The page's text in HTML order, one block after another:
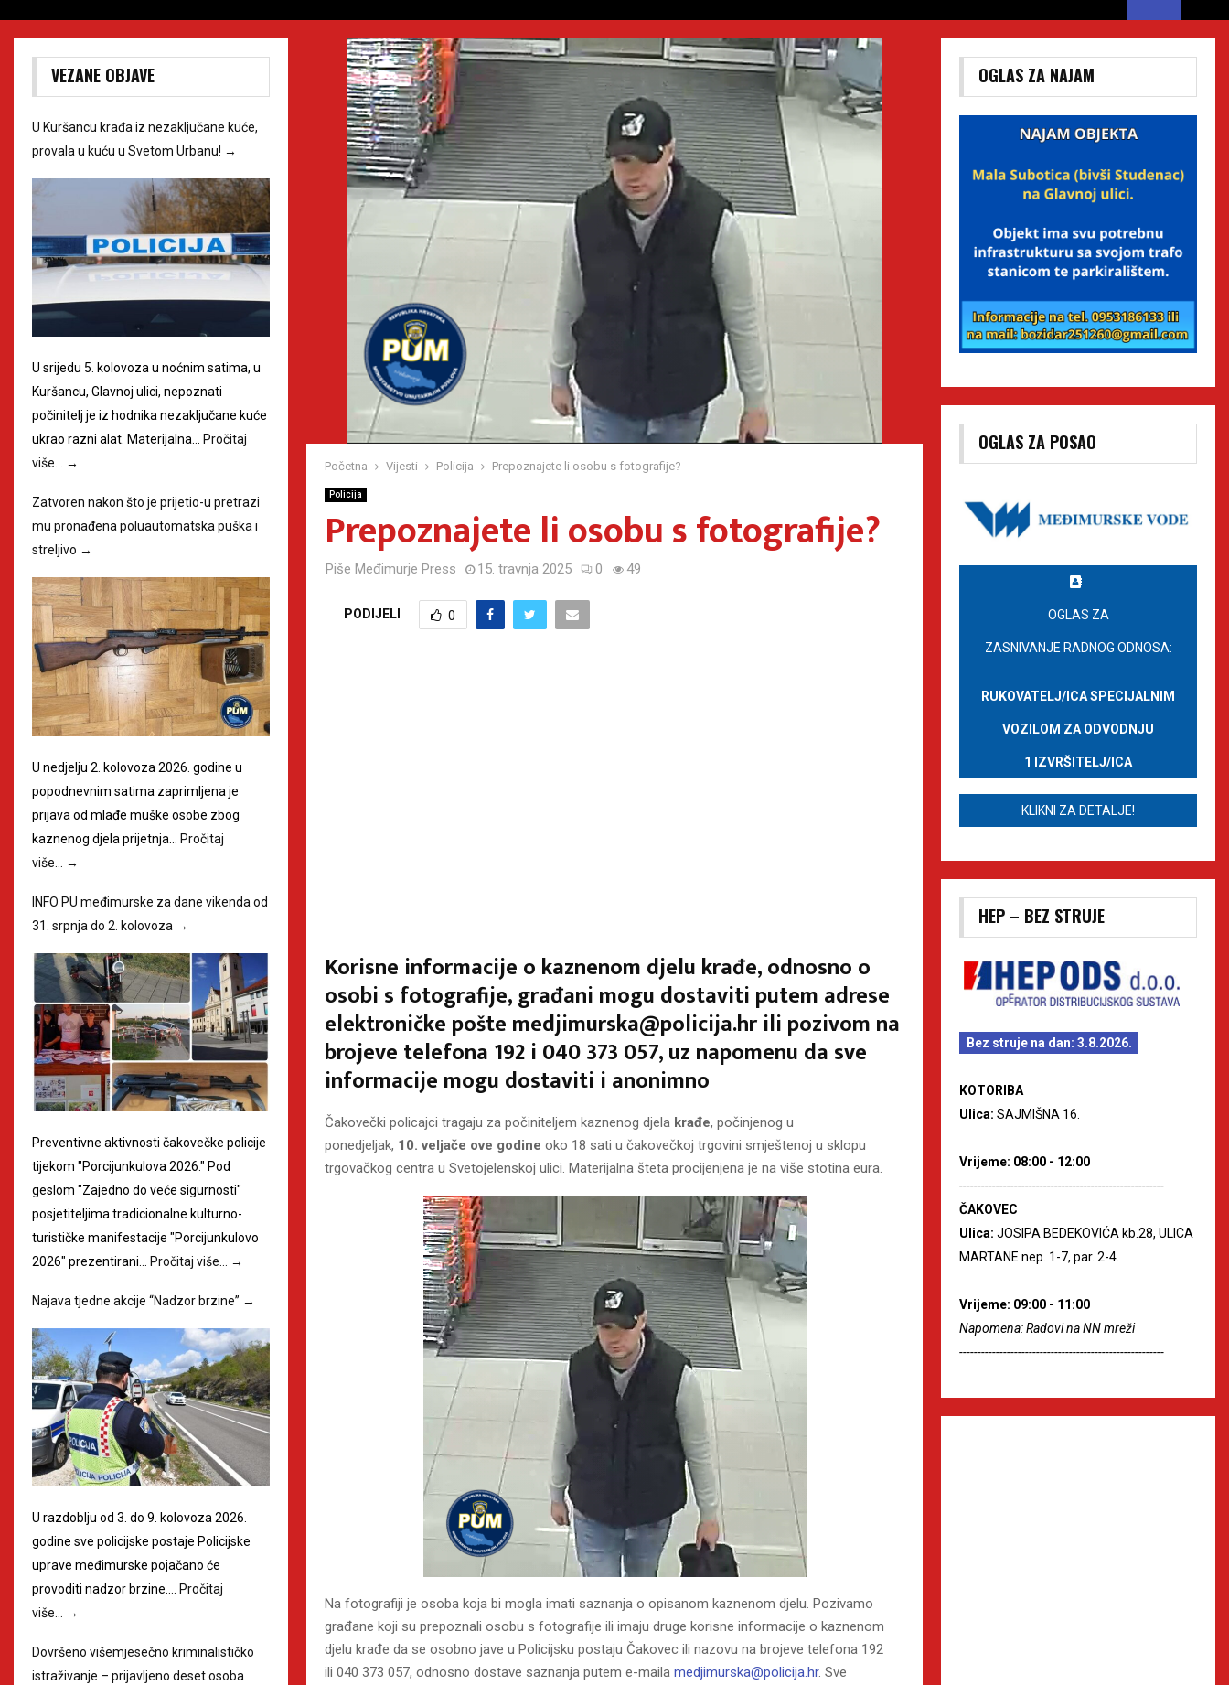
Početna Vijesti Policija Prepoznajete li osobu s fotografije?
Policija
Prepoznajete li osobu s fotografije?
Piše Međimurje Press 15. travnja 2025 0 49
PODIJELI 0
Korisne informacije o kaznenom djelu krađe, odnosno o
osobi s fotografije, građani mogu dostaviti putem adrese
elektroničke pošte medjimurska@policija.hr ili pozivom na
brojeve telefona 192 i 040 373 057, uz napomenu da sve
informacije mogu dostaviti i anonimno
Čakovečki policajci tragaju za počiniteljem kaznenog djela krađe, počinjenog u
ponedjeljak, 10. veljače ove godine oko 18 sati u čakovečkoj trgovini smještenoj u sklopu
trgovačkog centra u Svetojelenskoj ulici. Materijalna šteta procijenjena je na više stotina eura.
Na fotografiji je osoba koja bi mogla imati saznanja o opisanom kaznenom djelu. Pozivamo
građane koji su prepoznali osobu s fotografije ili imaju druge korisne informacije o kaznenom
djelu krađe da se osobno jave u Policijsku postaju Čakovec ili nazovu na brojeve telefona 192
ili 040 373 057, odnosno dostave saznanja putem e-maila medjimurska@policija.hr. Sve
VEZANE OBJAVE
U Kuršancu krađa iz nezaključane kuće,
provala u kuću u Svetom Urbanu! →
U srijedu 5. kolovoza u noćnim satima, u
Kuršancu, Glavnoj ulici, nepoznati
počinitelj je iz hodnika nezaključane kuće
ukrao razni alat. Materijalna… Pročitaj
više… →
Zatvoren nakon što je prijetio-u pretrazi
mu pronađena poluautomatska puška i
streljivo →
U nedjelju 2. kolovoza 2026. godine u
popodnevnim satima zaprimljena je
prijava od mlađe muške osobe zbog
kaznenog djela prijetnja…
Pročitaj
više…
→
INFO PU međimurske za dane vikenda od
31. srpnja do 2. kolovoza →
Preventivne aktivnosti čakovečke policije
tijekom "Porcijunkulova 2026." Pod
geslom "Zajedno do veće sigurnosti"
posjetiteljima tradicionalne kulturno-
turističke manifestacije "Porcijunkulovo
2026" prezentirani…
Pročitaj više… →
Najava tjedne akcije “Nadzor brzine” →
U razdoblju od 3. do 9. kolovoza 2026.
godine sve policijske postaje Policijske
uprave međimurske pojačano će
provoditi nadzor brzine.… Pročitaj
više… →
Dovršeno višemjesečno kriminalističko
istraživanje – prijavljeno deset osoba
OGLAS ZA NAJAM
OGLAS ZA POSAO
OGLAS ZA
ZASNIVANJE RADNOG ODNOSA:
RUKOVATELJ/ICA SPECIJALNIM
VOZILOM ZA ODVODNJU
1 IZVRŠITELJ/ICA
KLIKNI ZA DETALJE!
HEP – BEZ STRUJE
Bez struje na dan: 3.8.2026.
KOTORIBA
Ulica: SAJMIŠNA 16.
Vrijeme: 08:00 - 12:00
--------------------------------------------------------
ČAKOVEC
Ulica: JOSIPA BEDEKOVIĆA kb.28, ULICA
MARTANE nep. 1-7, par. 2-4.
Vrijeme: 09:00 - 11:00
Napomena: Radovi na NN mreži
--------------------------------------------------------